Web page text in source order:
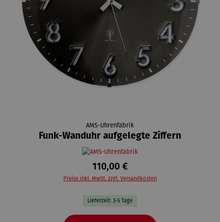
AMS-Uhrenfabrik
Funk-Wanduhr aufgelegte Ziffern
110,00 €
Preise inkl. MwSt. zzgl. Versandkosten
Lieferzeit: 3-5 Tage